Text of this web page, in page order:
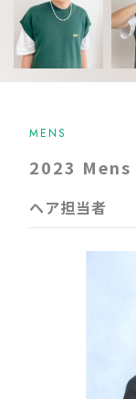
MENS
2023
ヘア担当者